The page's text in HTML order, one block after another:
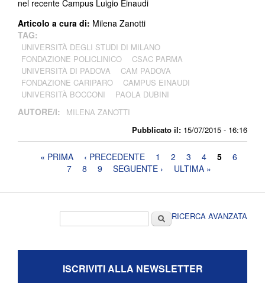
Pubblicato il: 15/07/2015 - 16:16
nel recente Campus Luigio Einaudi
Articolo a cura di: Milena Zanotti ​
TAG:
UNIVERSITÀ DEGLI STUDI DI MILANO
FONDAZIONE POLICLINICO
CSAC PARMA
UNIVERSITÀ DI PADOVA
CAM PADOVA
FONDAZIONE CARIPARO
CAMPUS EINAUDI
UNIVERSITÀ BOCCONI
PAOLA DUBINI
AUTORE/I: MILENA ZANOTTI
Pagine« PRIMA ‹ PRECEDENTE 1 2 3 4 5
6
7
8 9 SEGUENTE › ULTIMA »
CercaRICERCA AVANZATA
ISCRIVITI ALLA NEWSLETTER